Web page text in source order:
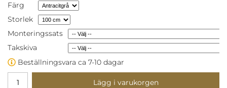
Färg
Storlek
Monteringssats
Takskiva
Beställningsvara ca 7-10 dagar
Lägg i varukorgen